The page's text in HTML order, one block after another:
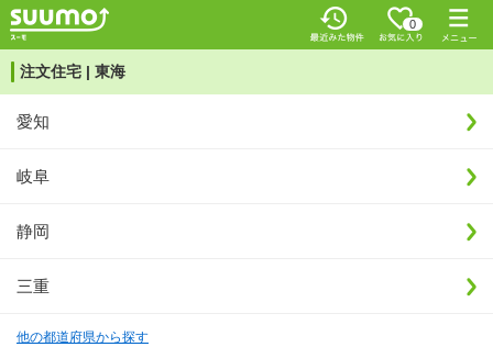
0
注文住宅 | 東海
愛知
岐阜
静岡
三重
他の都道府県から探す